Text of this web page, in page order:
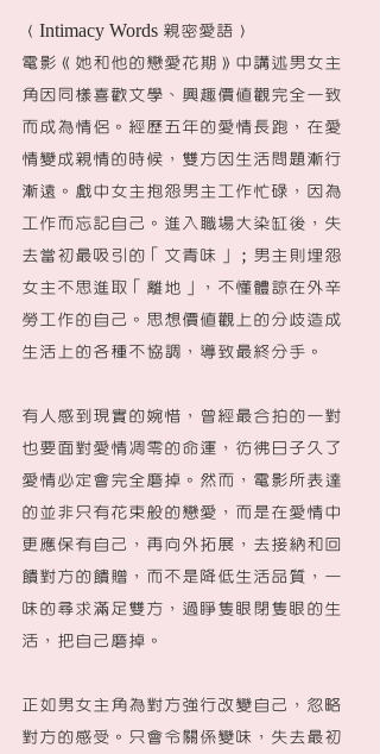
〈Intimacy Words 親密愛語〉
電影《她和他的戀愛花期》中講述男女主
角因同樣喜歡文學、興趣價值觀完全一致
而成為情侶。經歷五年的愛情長跑，在愛
情變成親情的時候，雙方因生活問題漸行
漸遠。戲中女主抱怨男主工作忙碌，因為
工作而忘記自己。進入職場大染缸後，失
去當初最吸引的「文青味」；男主則埋怨
女主不思進取「離地」，不懂體諒在外辛
勞工作的自己。思想價值觀上的分歧造成
生活上的各種不協調，導致最終分手。
有人感到現實的婉惜，曾經最合拍的一對
也要面對愛情凋零的命運，彷彿日子久了
愛情必定會完全磨掉。然而，電影所表達
的並非只有花束般的戀愛，而是在愛情中
更應保有自己，再向外拓展，去接納和回
饋對方的饋贈，而不是降低生活品質，一
味的尋求滿足雙方，過睜隻眼閉隻眼的生
活，把自己磨掉。
正如男女主角為對方強行改變自己，忽略
對方的感受。只會令關係變味，失去最初